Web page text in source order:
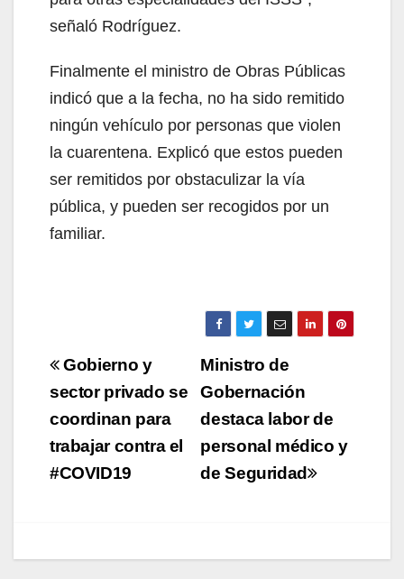
señaló Rodríguez.
Finalmente el ministro de Obras Públicas
indicó que a la fecha, no ha sido remitido
ningún vehículo por personas que violen
la cuarentena. Explicó que estos pueden
ser remitidos por obstaculizar la vía
pública, y pueden ser recogidos por un
familiar.
Navegación
de
entradas
Ministro de
Gobernación
destaca labor de
personal médico y
de Seguridad
Gobierno y
sector privado se
coordinan para
trabajar contra el
#COVID19